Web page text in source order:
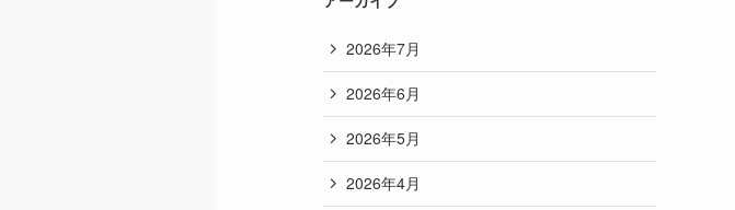
2026年7月
2026年6月
2026年5月
2026年4月